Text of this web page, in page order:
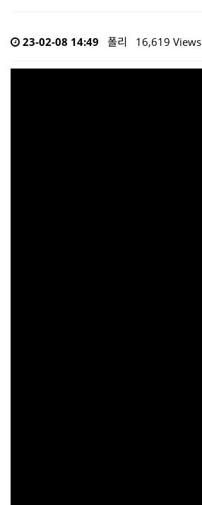
23-02-08 14:49 폴리 16,619 Views